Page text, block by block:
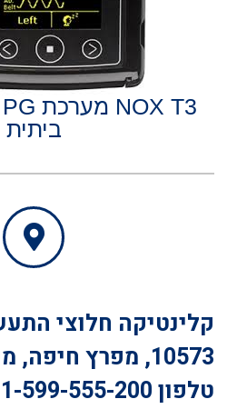
ביתית
קלינטיקה
טלפון1-599-555-200